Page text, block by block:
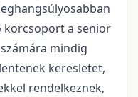
korcsoport a senior
mindig
keresletet,
rendelkeznek,